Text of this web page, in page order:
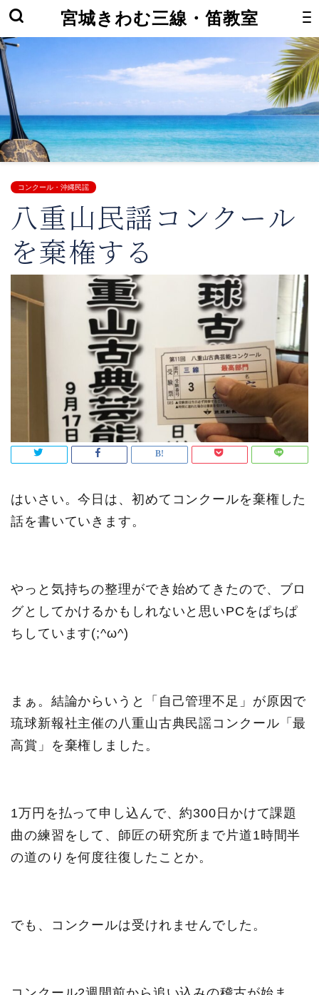
宮城きわむ三線・笛教室
コンクール・沖縄民謡
八重山民謡コンクール
を棄権する
はいさい。今日は、初めてコンクールを棄権した
話を書いていきます。
やっと気持ちの整理ができ始めてきたので、ブロ
グとしてかけるかもしれないと思いPCをぱちぱ
ちしています(;^ω^)
まぁ。結論からいうと「自己管理不足」が原因で
琉球新報社主催の八重山古典民謡コンクール「最
高賞」を棄権しました。
1万円を払って申し込んで、約300日かけて課題
曲の練習をして、師匠の研究所まで片道1時間半
の道のりを何度往復したことか。
でも、コンクールは受けれませんでした。